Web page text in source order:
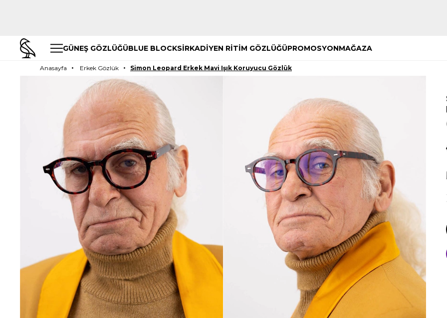
GÜNEŞ GÖZLÜĞÜBLUE BLOCKSİRKADİYEN RİTİM GÖZLÜĞÜPROMOSYONMAĞAZA
Anasayfa Erkek Gözlük Simon Leopard Erkek Mavi Işık Koruyucu Gözlük